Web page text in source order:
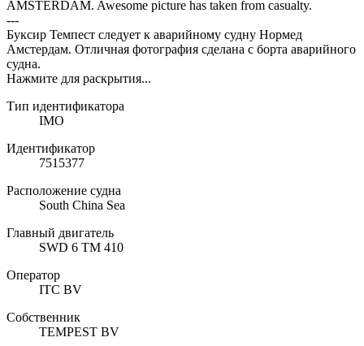
AMSTERDAM. Awesome picture has taken from casualty.
---
Буксир Темпест следует к аварийному судну Нормед
Амстердам. Отличная фотография сделана с борта аварийного
судна.
Нажмите для раскрытия...
Тип идентификатора
IMO
Идентификатор
7515377
Расположение судна
South China Sea
Главный двигатель
SWD 6 TM 410
Оператор
ITC BV
Собственник
TEMPEST BV